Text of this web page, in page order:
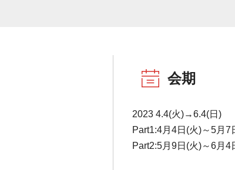
会期
2023 4.4(火)→6.4(日)
Part1:4月4日(火)～5月7
Part2:5月9日(火)～6月4